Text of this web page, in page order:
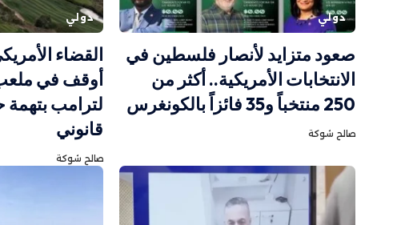
دولي
صعود متزايد لأنصار فلسطين في
الانتخابات الأمريكية.. أكثر من
250 منتخباً و35 فائزاً بالكونغرس
صالح شوكة
دولي
القضاء
أوقف في
لترامب بتهمة
قانوني
صالح شوكة